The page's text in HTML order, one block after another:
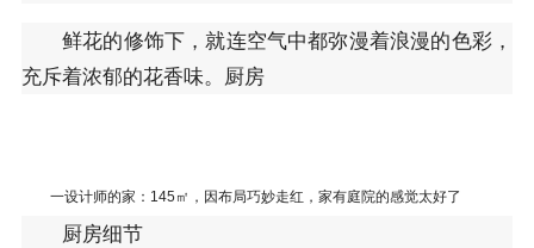
鲜花的修饰下，就连空气中都弥漫着浪漫的色彩，
充斥着浓郁的花香味。厨房
一设计师的家：145㎡，因布局巧妙走红，家有庭院的感觉太好了
厨房细节